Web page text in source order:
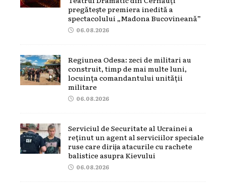
pregătește premiera inedită a
spectacolului „Madona Bucovineană”
06.08.2026
Regiunea Odesa: zeci de militari au
construit, timp de mai multe luni,
locuința comandantului unității
militare
06.08.2026
Serviciul de Securitate al Ucrainei a
reținut un agent al serviciilor speciale
ruse care dirija atacurile cu rachete
balistice asupra Kievului
06.08.2026